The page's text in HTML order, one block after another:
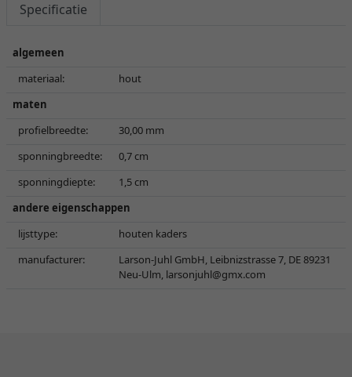
Specificatie
algemeen
materiaal:
hout
maten
profielbreedte:
30,00 mm
sponningbreedte:
0,7 cm
sponningdiepte:
1,5 cm
andere eigenschappen
lijsttype:
houten kaders
manufacturer:
Larson-Juhl GmbH, Leibnizstrasse 7, DE 89231
Neu-Ulm, larsonjuhl@gmx.com